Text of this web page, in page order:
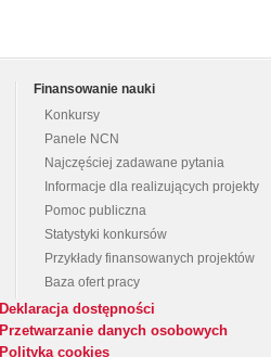
Finansowanie nauki
Konkursy
Panele NCN
Najczęściej zadawane pytania
Informacje dla realizujących projekty
Pomoc publiczna
Statystyki konkursów
Przykłady finansowanych projektów
Baza ofert pracy
Deklaracja dostępności
Przetwarzanie danych osobowych
Polityka cookies